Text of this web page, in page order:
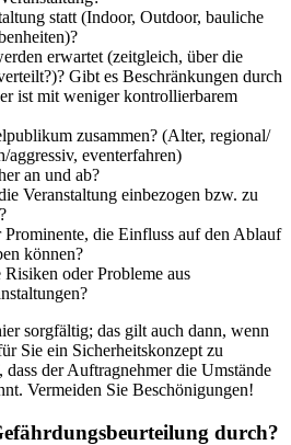
statt (Indoor, Outdoor, bauliche
erwartet (zeitgleich, über die
Gibt es Beschränkungen durch
ist mit weniger kontrollierbarem
zusammen? (Alter, regional/
eventerfahren)
an und ab?
Veranstaltung einbezogen bzw. zu
die Einfluss auf den Ablauf
können?
oder Probleme aus
sorgfältig; das gilt auch dann, wenn
Sie ein Sicherheitskonzept zu
der Auftragnehmer die Umstände
Vermeiden Sie Beschönigungen!
durch?